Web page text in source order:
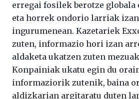
erregai fosilek berotze globala
eta horrek ondorio larriak
ingurumenean. Kazetariek
zuten, informazio hori izan
aldaketa ukatzen zuten
Konpainiak ukatu egin du
informaziorik zutenik, baina
aldizkarian argitaratu duten